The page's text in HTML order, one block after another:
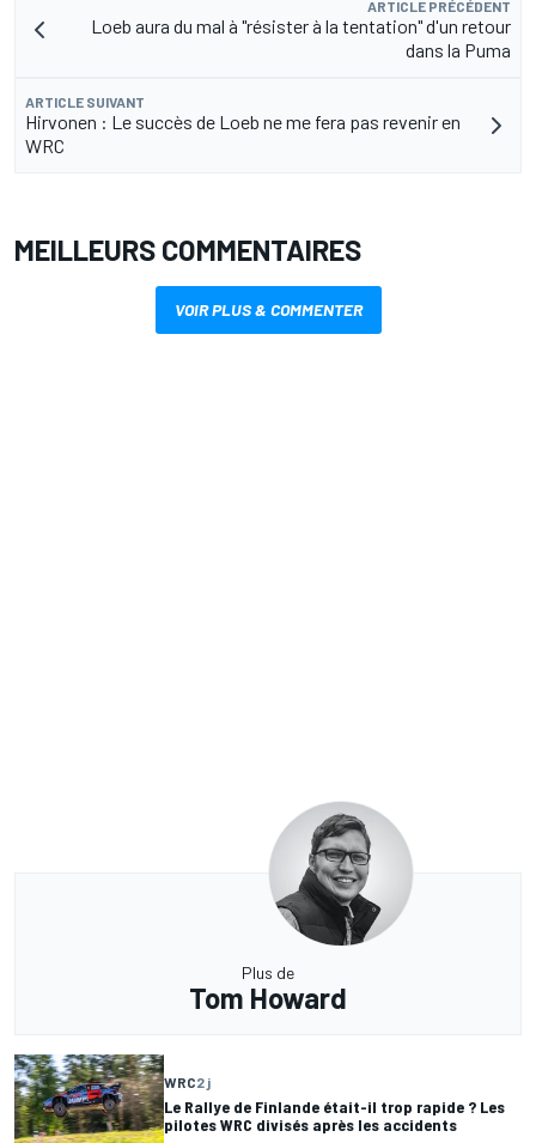
ARTICLE PRÉCÉDENT
Loeb aura du mal à "résister à la tentation" d'un retour
dans la Puma
ARTICLE SUIVANT
Hirvonen : Le succès de Loeb ne me fera pas revenir en
WRC
MEILLEURS COMMENTAIRES
VOIR PLUS & COMMENTER
Plus de
Tom Howard
WRC2 j
Le Rallye de Finlande était-il trop rapide ? Les
pilotes WRC divisés après les accidents